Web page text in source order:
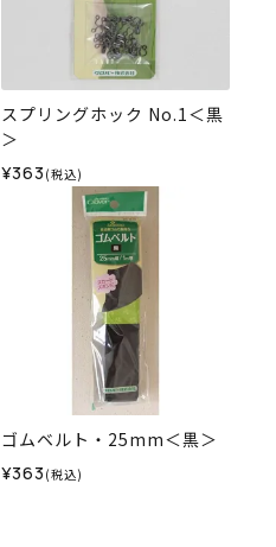
スプリングホック No.1＜黒
＞
¥363 (税込)
ゴムベルト・25mm＜黒＞
¥363 (税込)